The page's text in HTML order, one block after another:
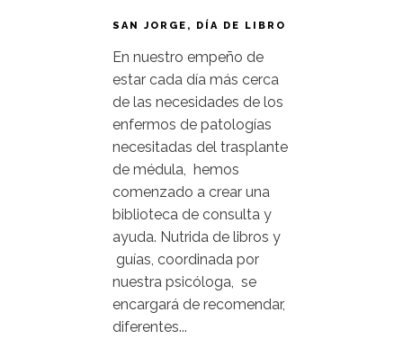
SAN JORGE, DÍA DE LIBRO
En nuestro empeño de
estar cada día más cerca
de las necesidades de los
enfermos de patologías
necesitadas del trasplante
de médula, hemos
comenzado a crear una
biblioteca de consulta y
ayuda. Nutrida de libros y
guías, coordinada por
nuestra psicóloga, se
encargará de recomendar,
diferentes...